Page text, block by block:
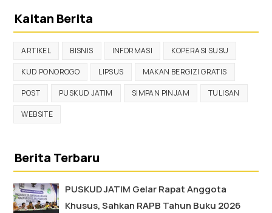
Kaitan Berita
ARTIKEL BISNIS INFORMASI KOPERASI SUSU
KUD PONOROGO LIPSUS MAKAN BERGIZI GRATIS
POST PUSKUD JATIM SIMPAN PINJAM TULISAN
WEBSITE
Berita Terbaru
PUSKUD JATIM Gelar Rapat Anggota
Khusus, Sahkan RAPB Tahun Buku 2026